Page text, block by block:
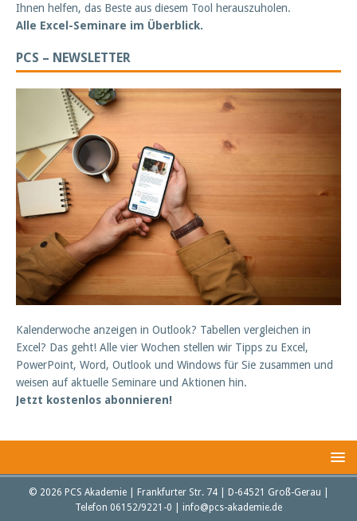
Ihnen helfen, das Beste aus diesem Tool herauszuholen.
Alle Excel-Seminare im Überblick.
PCS – NEWSLETTER
Kalenderwoche anzeigen in Outlook? Tabellen vergleichen in
Excel? Das geht! Alle vier Wochen stellen wir Tipps zu Excel,
PowerPoint, Word, Outlook und Windows für Sie zusammen und
weisen auf aktuelle Seminare und Aktionen hin.
Jetzt kostenlos abonnieren!
© 2026 PCS Akademie | Frankfurter Str. 74 | D-64521 Groß-Gerau |
Telefon 06152/9221-0 | info@pcs-akademie.de